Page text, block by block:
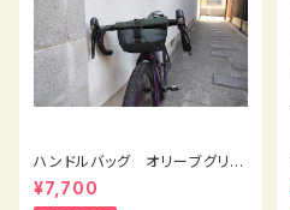
ハンドルバッグ オリーブグリー
ン×チャコールグレー
¥7,700